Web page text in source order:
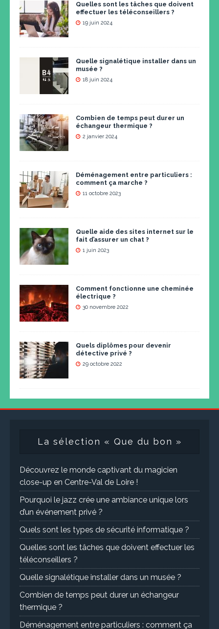
Quelles sont les tâches que doivent
effectuer les téléconseillers ?
19 juin 2024
Quelle signalétique installer dans un
musée ?
18 juin 2024
Combien de temps peut durer un
échangeur thermique ?
2 janvier 2024
Déménagement entre particuliers :
comment ça marche ?
11 octobre 2023
Quelle aide des sites internet sur le
fait d’assurer un chat ?
1 juin 2023
Comment fonctionne une cheminée
électrique ?
30 novembre 2022
Quels diplômes pour devenir
détective privé ?
29 octobre 2022
La sélection « Que du bon »
Découvrez le monde captivant du magicien
close-up en Centre-Val de Loire !
Pourquoi le jazz crée une ambiance unique lors
d’un événement privé ?
Quels sont les types de sécurité informatique ?
Quelles sont les tâches que doivent effectuer les
téléconseillers ?
Quelle signalétique installer dans un musée ?
Combien de temps peut durer un échangeur
thermique ?
Déménagement entre particuliers : comment ça